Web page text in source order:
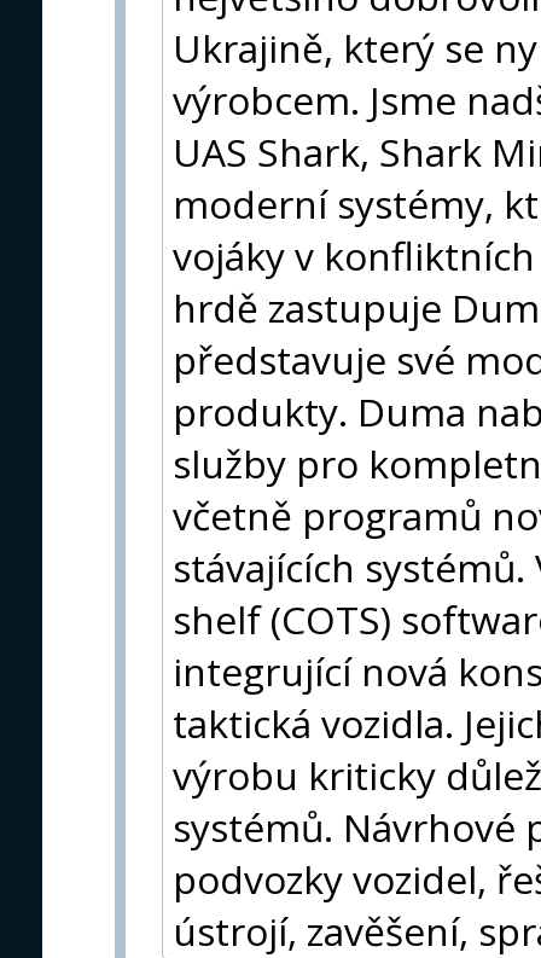
Ukrajině, který se
výrobcem. Jsme
UAS Shark, Shark
moderní systémy,
vojáky v konfliktních
hrdě zastupuje
představuje své
produkty. Duma
služby pro
včetně programů
stávajících
shelf (COTS)
integrující nová
taktická vozidla.
výrobu kriticky
systémů. Návrhové
podvozky vozidel,
ústrojí, zavěšení,